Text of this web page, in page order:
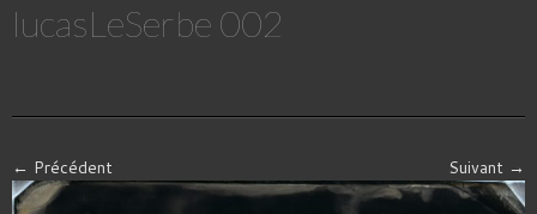
lucasLeSerbe 002
← Précédent Suivant →